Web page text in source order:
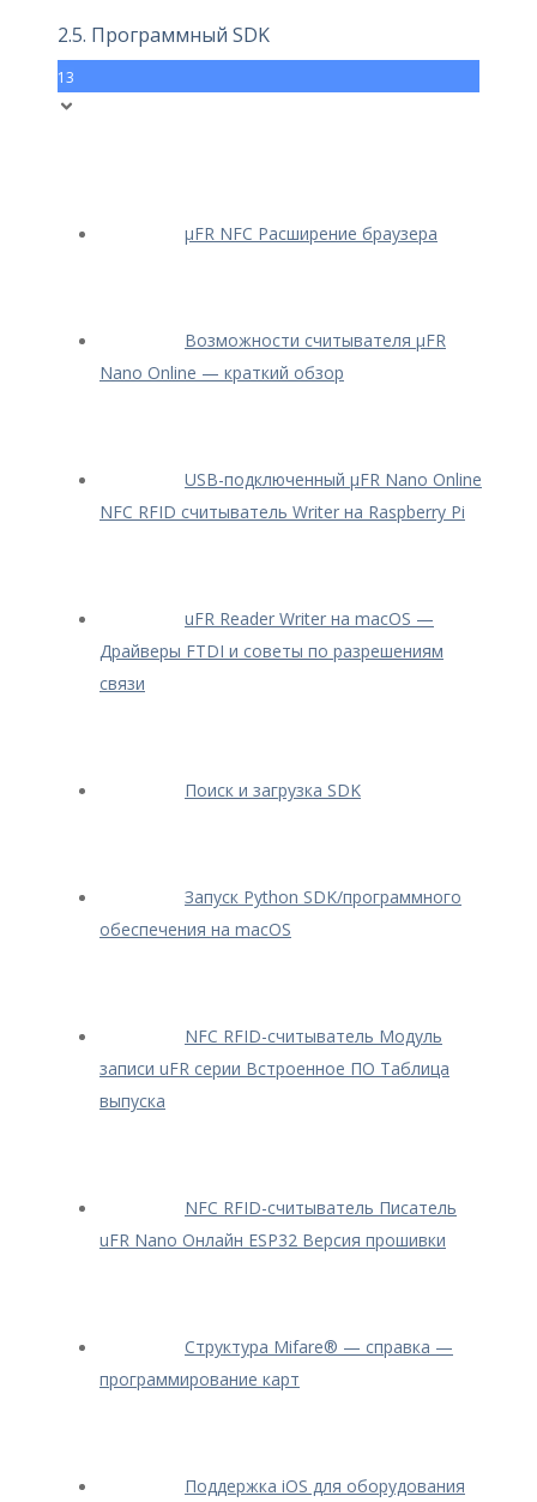
2.5. Программный SDK
13
μFR NFC Расширение браузера
Возможности считывателя μFR
Nano Online — краткий обзор
USB-подключенный μFR Nano Online
NFC RFID считыватель Writer на Raspberry Pi
uFR Reader Writer на macOS —
Драйверы FTDI и советы по разрешениям
связи
Поиск и загрузка SDK
Запуск Python SDK/программного
обеспечения на macOS
NFC RFID-считыватель Модуль
записи uFR серии Встроенное ПО Таблица
выпуска
NFC RFID-считыватель Писатель
uFR Nano Онлайн ESP32 Версия прошивки
Структура Mifare® — cправка —
программирование карт
Поддержка iOS для оборудования